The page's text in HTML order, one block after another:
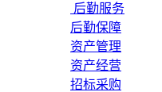
后勤服务
后勤保障
资产管理
资产经营
招标采购